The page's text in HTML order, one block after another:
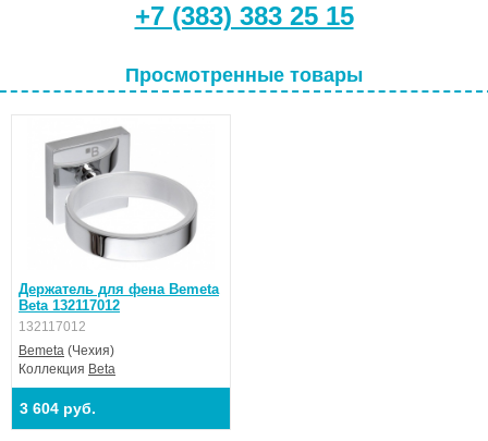
+7 (383) 383 25 15
Просмотренные товары
Держатель для фена Bemeta
Beta 132117012
132117012
Bemeta (Чехия)
Коллекция Beta
3 604 руб.